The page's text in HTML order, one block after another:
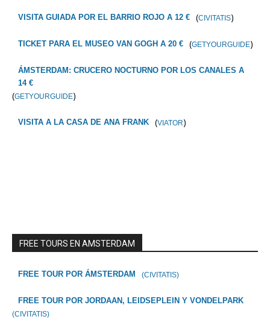
VISITA GUIADA POR EL BARRIO ROJO A 12 € (CIVITATIS)
TICKET PARA EL MUSEO VAN GOGH A 20 € (GETYOURGUIDE)
ÁMSTERDAM: CRUCERO NOCTURNO POR LOS CANALES A
14 €
(GETYOURGUIDE)
VISITA A LA CASA DE ANA FRANK (VIATOR)
FREE TOURS EN AMSTERDAM
FREE TOUR POR ÁMSTERDAM (CIVITATIS)
FREE TOUR POR JORDAAN, LEIDSEPLEIN Y VONDELPARK
(CIVITATIS)